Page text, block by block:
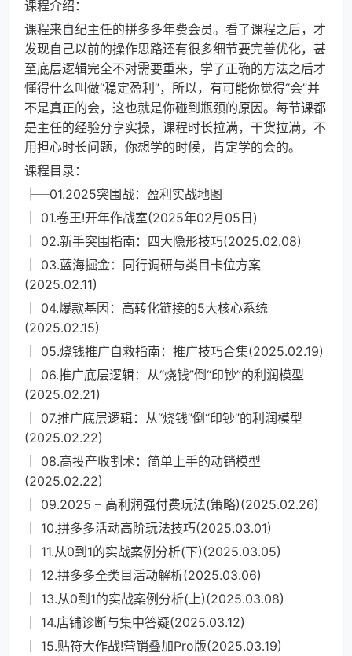
课程介绍：
课程来自纪主任的拼多多年费会员。看了课程之后，才
发现自己以前的操作思路还有很多细节要完善优化，甚
至底层逻辑完全不对需要重来，学了正确的方法之后才
懂得什么叫做“稳定盈利”，所以，有可能你觉得“会”并
不是真正的会，这也就是你碰到瓶颈的原因。每节课都
是主任的经验分享实操，课程时长拉满，干货拉满，不
用担心时长问题，你想学的时候，肯定学的会的。
课程目录：
├─01.2025突围战：盈利实战地图
│ 01.卷王!开年作战室(2025年02月05日)
│ 02.新手突围指南：四大隐形技巧(2025.02.08)
│ 03.蓝海掘金：同行调研与类目卡位方案
(2025.02.11)
│ 04.爆款基因：高转化链接的5大核心系统
(2025.02.15)
│ 05.烧钱推广自救指南：推广技巧合集(2025.02.19)
│ 06.推广底层逻辑：从“烧钱”倒“印钞”的利润模型
(2025.02.21)
│ 07.推广底层逻辑：从“烧钱”倒“印钞”的利润模型
(2025.02.22)
│ 08.高投产收割术：简单上手的动销模型
(2025.02.22)
│ 09.2025 – 高利润强付费玩法(策略)(2025.02.26)
│ 10.拼多多活动高阶玩法技巧(2025.03.01)
│ 11.从0到1的实战案例分析(下)(2025.03.05)
│ 12.拼多多全类目活动解析(2025.03.06)
│ 13.从0到1的实战案例分析(上)(2025.03.08)
│ 14.店铺诊断与集中答疑(2025.03.12)
│ 15.贴符大作战!营销叠加Pro版(2025.03.19)